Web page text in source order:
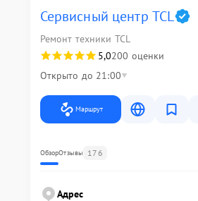
Сервисный центр TCL
Ремонт техники TCL
5,0200 оценки
Открыто до 21:00
Маршрут
ОбзорОтзывы 176
Адрес